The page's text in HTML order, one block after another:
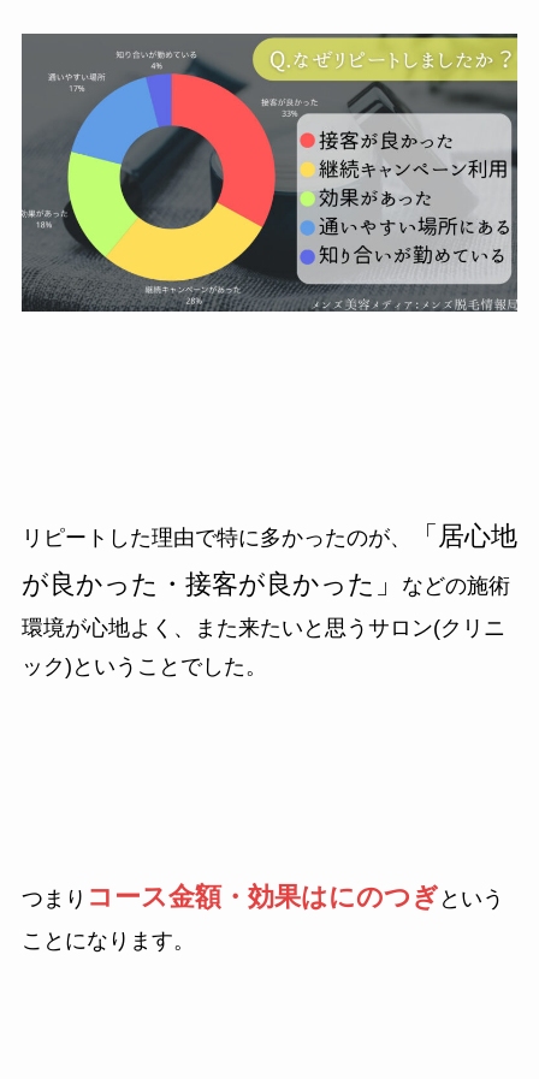
リピートした理由で特に多かったのが、
「居心地
が良かった・接客が良かった」
などの施術
環境が心地よく、また来たいと思うサロン(クリニ
ック)ということでした。
つまり コース金額・効果はにのつぎ という
ことになります。